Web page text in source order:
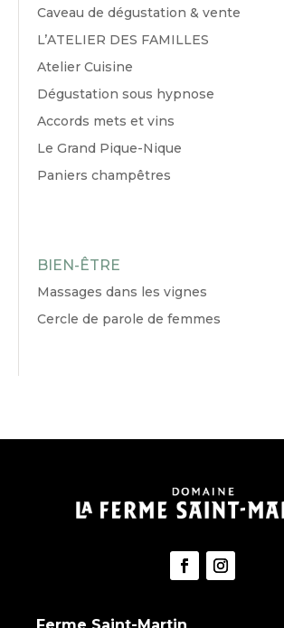
Caveau de dégustation & vente
L’ATELIER DES FAMILLES
Atelier Cuisine
Dégustation sous hypnose
Accords mets et vins
Le Grand Pique-Nique
Paniers champêtres
BIEN-ÊTRE
Massages dans les vignes
Cercle de parole de femmes